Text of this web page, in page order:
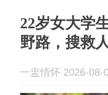
22岁女大学
野路，搜救
一盅情怀 2026-08-